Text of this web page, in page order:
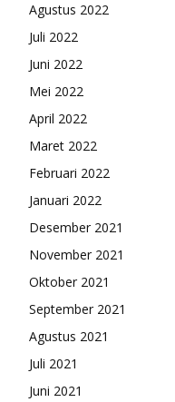
Agustus 2022
Juli 2022
Juni 2022
Mei 2022
April 2022
Maret 2022
Februari 2022
Januari 2022
Desember 2021
November 2021
Oktober 2021
September 2021
Agustus 2021
Juli 2021
Juni 2021